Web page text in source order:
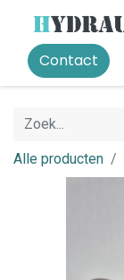
Contact
Alle producten